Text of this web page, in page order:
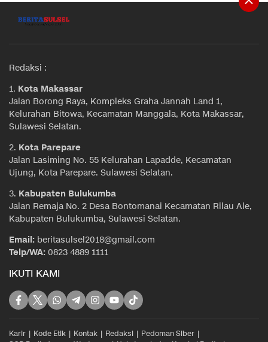
Redaksi :
1. Kota Makassar
Jalan Borong Raya, Kompleks Graha Jannah Land 1,
Kelurahan Bitowa, Kecamatan Manggala, Kota Makassar,
Sulawesi Selatan.
2. Kota Parepare
Jalan Lasiming No. 55 Kelurahan Lapadde, Kecamatan
Ujung, Kota Parepare. Sulawesi Selatan.
3. Kabupaten Bulukumba
Jalan Remaja No. 2 Desa Bontomanai Kecamatan Rilau Ale,
Kabupaten Bulukumba, Sulawesi Selatan.
Email: beritasulsel2018@gmail.com
Telp/WA: 0823 4889 1111
IKUTI KAMI
Karir Kode Etik Kontak Redaksi
Pedoman Siber